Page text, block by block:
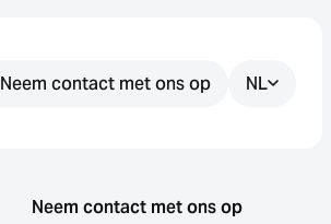
Neem contact met ons op NL
Neem contact met ons op